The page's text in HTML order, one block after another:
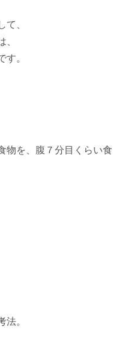
て、
、
す。
を、腹７分目くらい食
。